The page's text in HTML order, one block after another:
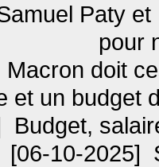
Paty
pour
Macron doit
et un budget
Budget,
[06-10-2025]